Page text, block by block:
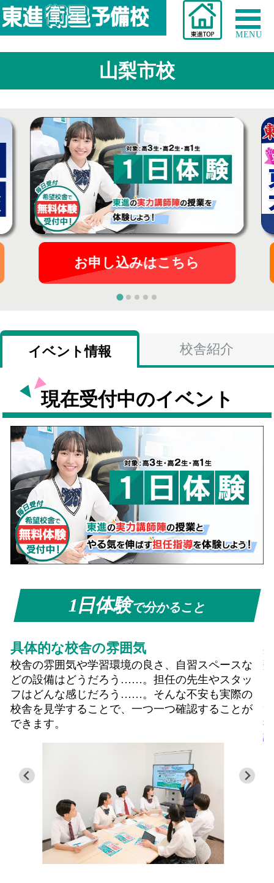
MENU
山梨市校
お申し込みはこちら
イベント情報 校舎紹介
現在受付中のイベント
1日体験で分かること
具体的な校舎の雰囲気
校舎の雰囲気や学習環境の良さ、自習スペースな
どの設備はどうだろう……。担任の先生やスタッ
フはどんな感じだろう……。そんな不安も実際の
校舎を見学することで、一つ一つ確認することが
できます。